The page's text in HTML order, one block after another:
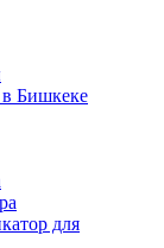
Бишкеке
для